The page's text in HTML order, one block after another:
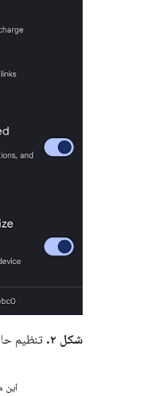
شکل ۲. تنظیم
این